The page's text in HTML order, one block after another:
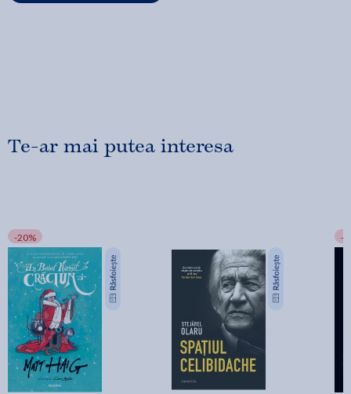
Te-ar mai putea interesa
-20% -